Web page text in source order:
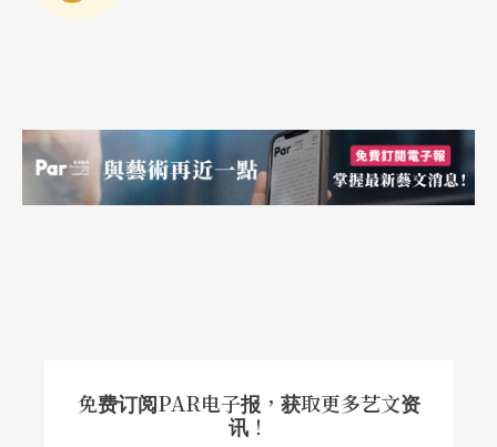
免费订阅PAR电子报，获取更多艺文资
讯！